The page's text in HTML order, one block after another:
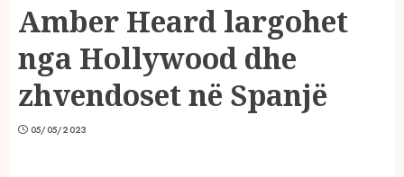
Amber Heard largohet
nga Hollywood dhe
zhvendoset në Spanjë
05/05/2023